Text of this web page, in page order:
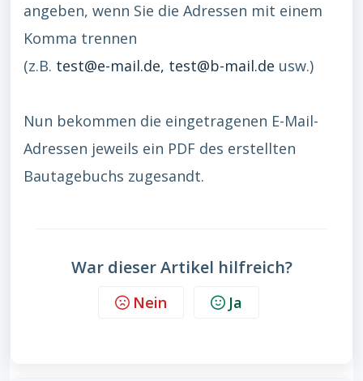
angeben, wenn Sie die Adressen mit einem
Komma trennen
(z.B. test@e-mail.de, test@b-mail.de usw.)
Nun bekommen die eingetragenen E-Mail-
Adressen jeweils ein PDF des erstellten
Bautagebuchs zugesandt.
War dieser Artikel hilfreich?
Nein Ja